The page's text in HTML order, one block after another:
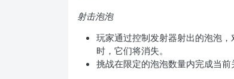
射击泡泡
玩家通过控制发射器射出的泡泡
时，它们将消失。
挑战在限定的泡泡数量内完成当前